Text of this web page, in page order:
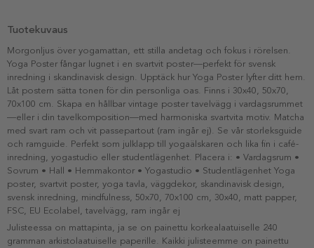
Tuotekuvaus
Morgonljus över yogamattan, ett stilla andetag och fokus i rörelsen.
Yoga Poster fångar lugnet i en svartvit poster—perfekt för svensk
inredning i skandinavisk design. Upptäck hur Yoga Poster lyfter ditt hem.
Låt postern sätta tonen för din personliga oas. Finns i 30x40, 50x70,
70x100 cm. Skapa en hållbar vintage poster tavelvägg i vardagsrummet
—eller i din tavelkomposition—med harmoniska svartvita motiv. Matcha
med svart ram och vit passepartout (ram ingår ej). Se vår storleksguide
och ramguide. Perfekt som julklapp till yogaälskaren och lika fin i café-
inredning, yogastudio eller studentlägenhet. Placera i: • Vardagsrum •
Sovrum • Hall • Hemmakontor • Yogastudio • Studentlägenhet Yoga
poster, svartvit poster, yoga tavla, väggdekor, skandinavisk design,
svensk inredning, mindfulness, 50x70, 70x100 cm, 30x40, matt papper,
FSC, EU Ecolabel, tavelvägg, ram ingår ej
Julisteessa on mattapinta, ja se on painettu korkealaatuiselle 240
gramman arkistolaatuiselle paperille. Kaikki julisteemme on painettu